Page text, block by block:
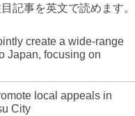
記事を英文で読めます。
create a wide-range
Japan, focusing on
local appeals in
City